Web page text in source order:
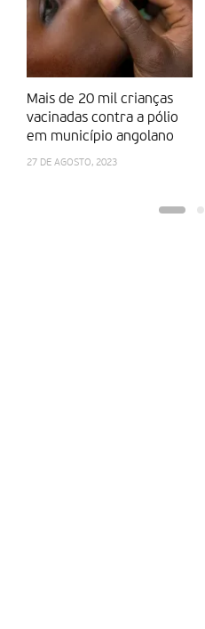
Mais de 20 mil crianças
vacinadas contra a pólio
em município angolano
27 DE AGOSTO, 2023